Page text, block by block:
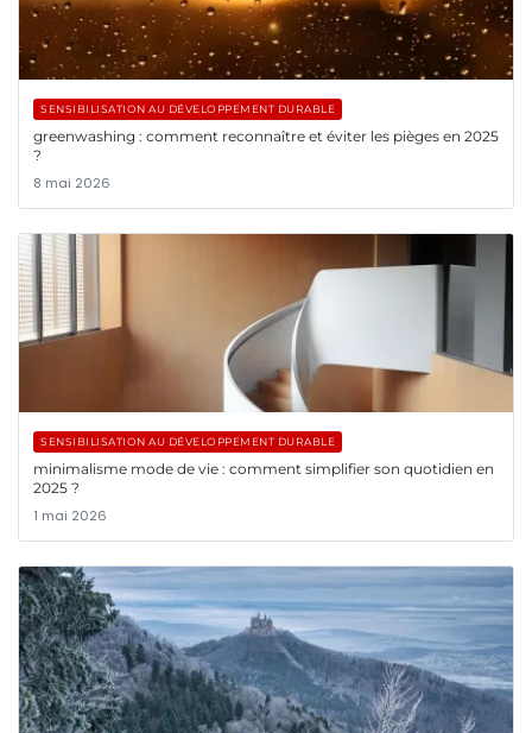
SENSIBILISATION AU DÉVELOPPEMENT DURABLE
greenwashing : comment reconnaître et éviter les pièges en 2025
?
8 mai 2026
SENSIBILISATION AU DÉVELOPPEMENT DURABLE
minimalisme mode de vie : comment simplifier son quotidien en
2025 ?
1 mai 2026